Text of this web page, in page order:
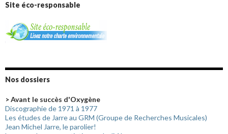
Site éco-responsable
Nos dossiers
> Avant le succès d'Oxygène
Discographie de 1971 à 1977
Les études de Jarre au GRM (Groupe de Recherches Musicales)
Jean Michel Jarre, le parolier!